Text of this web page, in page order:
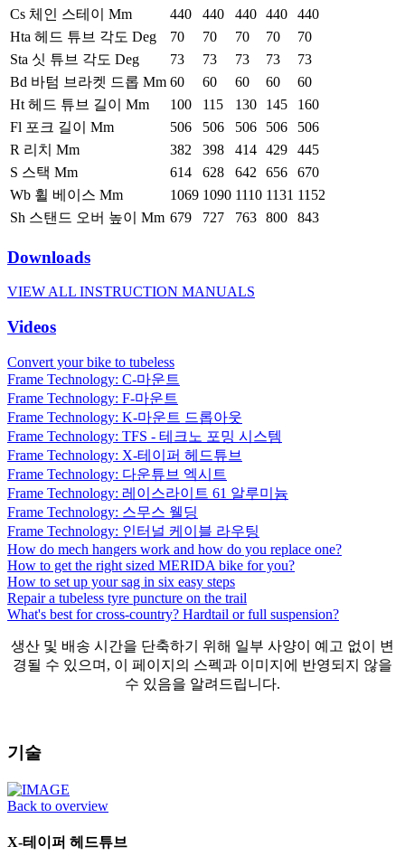
Cs 체인 스테이 Mm
440 440 440 440
440
Hta 헤드 튜브 각도 Deg
70 70 70 70
70
Sta 싯 튜브 각도 Deg
73 73 73 73
73
Bd 바텀 브라켓 드롭 Mm 60 60 60 60
60
Ht 헤드 튜브 길이 Mm
100 115 130 145
160
Fl 포크 길이 Mm
506 506 506 506
506
R 리치 Mm
382 398 414 429
445
S 스택 Mm
614 628 642 656
670
Wb 휠 베이스 Mm
1069 1090 1110 1131 1152
Sh 스탠드 오버 높이 Mm 679 727 763 800 843
Downloads
VIEW ALL INSTRUCTION MANUALS
Videos
Convert your bike to tubeless
Frame Technology: C-마운트
Frame Technology: F-마운트
Frame Technology: K-마운트 드롭아웃
Frame Technology: TFS - 테크노 포밍 시스템
Frame Technology: X-테이퍼 헤드튜브
Frame Technology: 다운튜브 엑시트
Frame Technology: 레이스라이트 61 알루미늄
Frame Technology: 스무스 웰딩
Frame Technology: 인터널 케이블 라우팅
How do mech hangers work and how do you replace one?
How to get the right sized MERIDA bike for you?
How to set up your sag in six easy steps
Repair a tubeless tyre puncture on the trail
What's best for cross-country? Hardtail or full suspension?
생산 및 배송 시간을 단축하기 위해 일부 사양이 예고 없이 변
경될 수 있으며, 이 페이지의 스펙과 이미지에 반영되지 않을
수 있음을 알려드립니다.
기술
Back to overview
X-테이퍼 헤드튜브